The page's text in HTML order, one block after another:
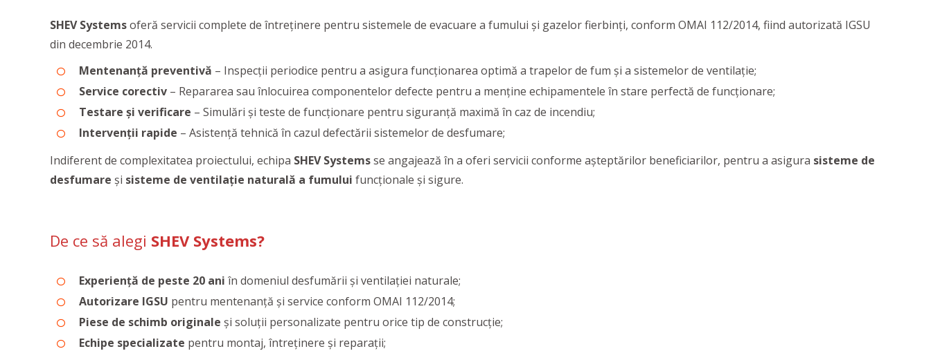
SHEV Systemsoferă servicii complete de întreținere pentru sistemele de evacuare a fumului și gazelor fierbinți, conform OMAI 112/2014, fiind autorizată IGSU
din decembrie 2014.
Mentenanță preventivă – Inspecții periodice pentru a asigura funcționarea optimă a trapelor de fum și a sistemelor de ventilație;
Service corectiv – Repararea sau înlocuirea componentelor defecte pentru a menține echipamentele în stare perfectă de funcționare;
Testare și verificare – Simulări și teste de funcționare pentru siguranță maximă în caz de incendiu;
Intervenții rapide – Asistență tehnică în cazul defectării sistemelor de desfumare;
Indiferent de complexitatea proiectului, echipa SHEV Systemsse angajează în a oferi servicii conforme aşteptărilor beneficiarilor, pentru a asigura sisteme de
desfumare şi sisteme de ventilaţie naturală a fumului funcţionale şi sigure.
De ce să alegi SHEV Systems?
Experiență de peste 20 ani în domeniul desfumării și ventilației naturale;
Autorizare IGSU pentru mentenanță și service conform OMAI 112/2014;
Piese de schimb originale și soluții personalizate pentru orice tip de construcție;
Echipe specializate pentru montaj, întreținere și reparații;